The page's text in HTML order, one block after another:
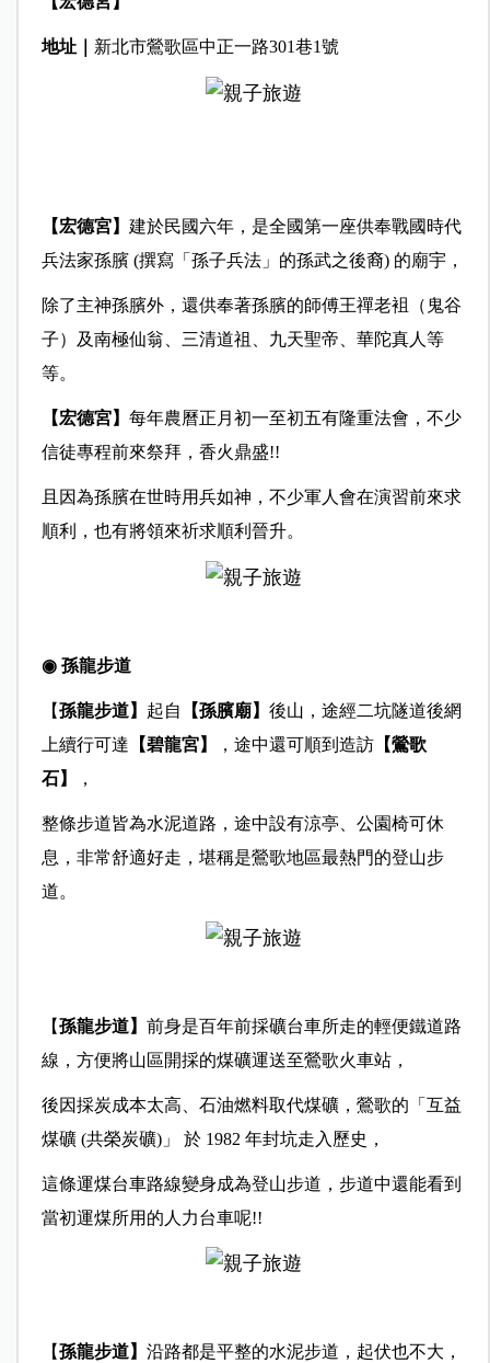
地址｜ 新北市鶯歌區中正一路301巷1號
【宏德宮】 建於民國六年，是全國第一座供奉戰國時代
兵法家孫臏 (撰寫「孫子兵法」的孫武之後裔) 的廟宇，
除了主神孫臏外，還供奉著孫臏的師傅王禪老袓（鬼谷
子）及南極仙翁、三清道祖、九天聖帝、華陀真人等
等。
【宏德宮】 每年農曆正月初一至初五有隆重法會，不少
信徒專程前來祭拜，香火鼎盛!!
且因為孫臏在世時用兵如神，不少軍人會在演習前來求
順利，也有將領來祈求順利晉升。
◉ 孫龍步道
【孫龍步道】 起自 【孫臏廟】 後山，途經二坑隧道後網
上續行可達 【碧龍宮】 ，途中還可順到造訪【鶯歌
石】
，
整條步道皆為水泥道路，途中設有涼亭、公園椅可休
息，非常舒適好走，堪稱是鶯歌地區最熱門的登山步
道。
【孫龍步道】 前身是百年前採礦台車所走的輕便鐵道路
線，方便將山區開採的煤礦運送至鶯歌火車站，
後因採炭成本太高、石油燃料取代煤礦，鶯歌的「互益
煤礦 (共榮炭礦)」 於 1982 年封坑走入歷史，
這條運煤台車路線變身成為登山步道，步道中還能看到
當初運煤所用的人力台車呢!!
【孫龍步道】 沿路都是平整的水泥步道，起伏也不大，